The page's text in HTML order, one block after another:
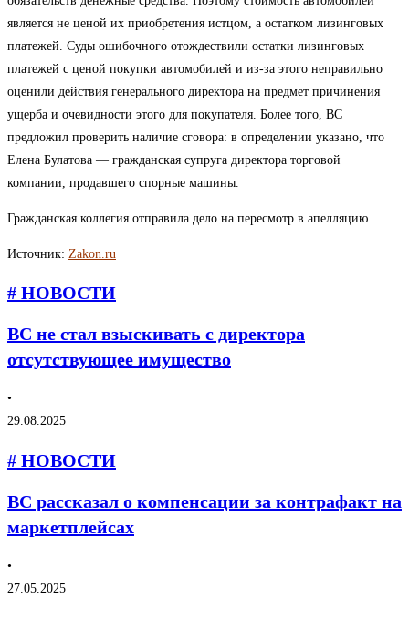
является не ценой их приобретения истцом, а остатком лизинговых
платежей. Суды ошибочного отождествили остатки лизинговых
платежей с ценой покупки автомобилей и из-за этого неправильно
оценили действия генерального директора на предмет причинения
ущерба и очевидности этого для покупателя. Более того, ВС
предложил проверить наличие сговора: в определении указано, что
Елена Булатова — гражданская супруга директора торговой
компании, продавшего спорные машины.
Гражданская коллегия отправила дело на пересмотр в апелляцию.
Источник: Zakon.ru
# НОВОСТИ
ВС не стал взыскивать с директора
отсутствующее имущество
•
29.08.2025
# НОВОСТИ
ВС рассказал о компенсации за контрафакт на
маркетплейсах
•
27.05.2025